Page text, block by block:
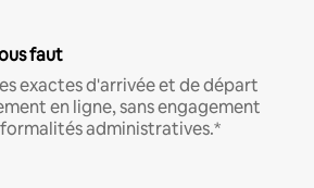
faut
exactes d'arrivée et de départ
en ligne, sans engagement
administratives.*